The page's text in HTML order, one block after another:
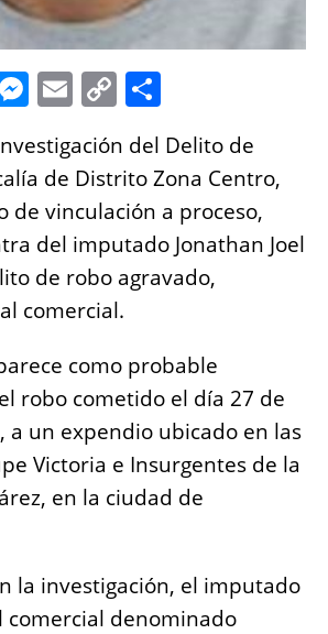
M
ss
e
n
g
er
E
ai
l
C
o
p
y
Li
n
k
a
re
del Delito de
de Distrito Zona Centro,
de vinculación a proceso,
del imputado Jonathan Joel
de robo agravado,
comercial.
como probable
robo cometido el día 27 de
a un expendio ubicado en las
Victoria e Insurgentes de la
en la ciudad de
la investigación, el imputado
comercial denominado